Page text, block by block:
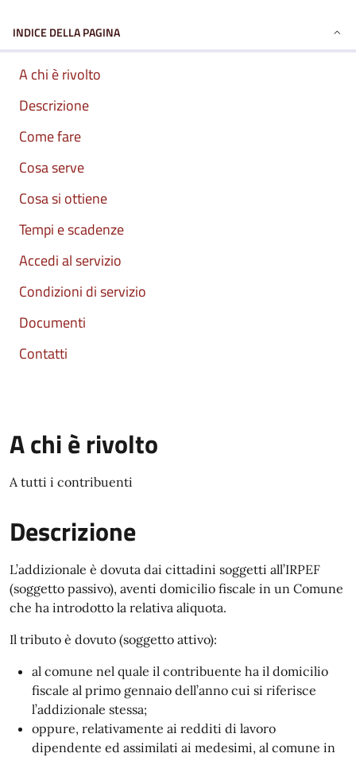
INDICE DELLA PAGINA
A chi è rivolto
Descrizione
Come fare
Cosa serve
Cosa si ottiene
Tempi e scadenze
Accedi al servizio
Condizioni di servizio
Documenti
Contatti
A chi è rivolto
A tutti i contribuenti
Descrizione
L’addizionale è dovuta dai cittadini soggetti all’IRPEF
(soggetto passivo), aventi domicilio fiscale in un Comune
che ha introdotto la relativa aliquota.
Il tributo è dovuto (soggetto attivo):
al comune nel quale il contribuente ha il domicilio
fiscale al primo gennaio dell’anno cui si riferisce
l’addizionale stessa;
oppure, relativamente ai redditi di lavoro
dipendente ed assimilati ai medesimi, al comune in